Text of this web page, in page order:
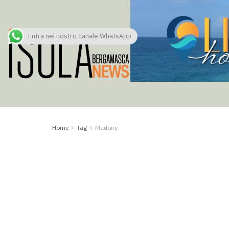
Home Tag Madone
Entra nel nostro canale WhatsApp